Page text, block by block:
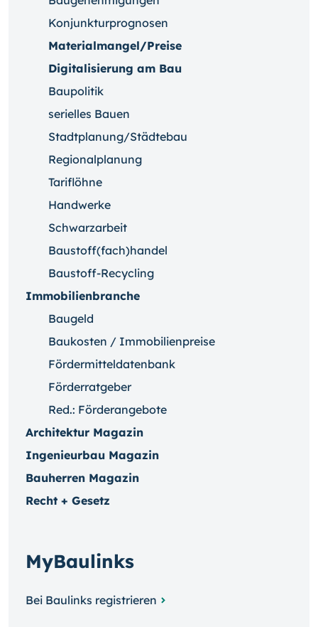
Konjunkturprognosen
Materialmangel/Preise
Digitalisierung am Bau
Baupolitik
serielles Bauen
Stadtplanung/Städtebau
Regionalplanung
Tariflöhne
Handwerke
Schwarzarbeit
Baustoff(fach)handel
Baustoff-Recycling
Immobilienbranche
Baugeld
Baukosten / Immobilienpreise
Fördermitteldatenbank
Förderratgeber
Red.: Förderangebote
Architektur Magazin
Ingenieurbau Magazin
Bauherren Magazin
Recht + Gesetz
MyBaulinks
Bei Baulinks registrieren